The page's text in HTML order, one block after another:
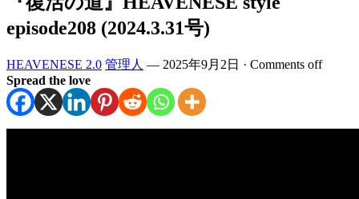
episode208 (2024.3.31号)
HEAVENESE 2.0 管理人 — 2025年9月2日 · Comments off
Spread the love